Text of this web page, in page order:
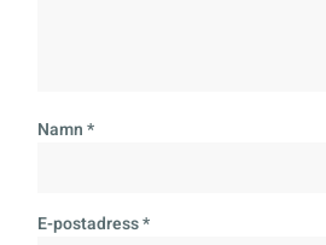
Namn*
E-postadress*